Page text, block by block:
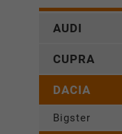
AUDI
CUPRA
DACIA
Bigster